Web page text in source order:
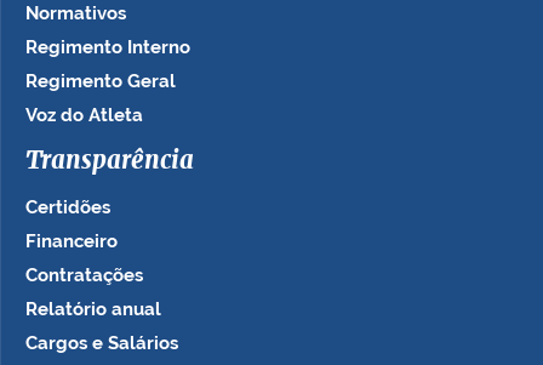
Normativos
Regimento Interno
Regimento Geral
Voz do Atleta
Transparência
Certidões
Financeiro
Contratações
Relatório anual
Cargos e Salários